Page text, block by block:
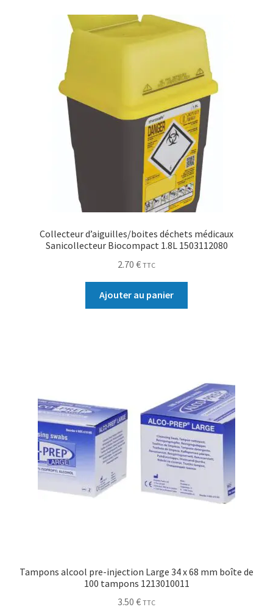
Collecteur d’aiguilles/boites déchets médicaux
Sanicollecteur Biocompact 1.8L 1503112080
2.70 € TTC
Ajouter au panier
Tampons alcool pre-injection Large 34 x 68 mm boîte de
100 tampons 1213010011
3.50 € TTC